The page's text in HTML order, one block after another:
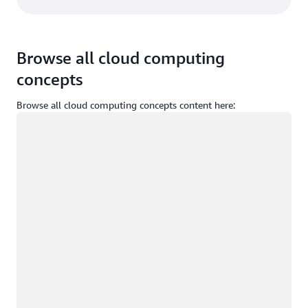
Browse all cloud computing
concepts
Browse all cloud computing concepts content here: